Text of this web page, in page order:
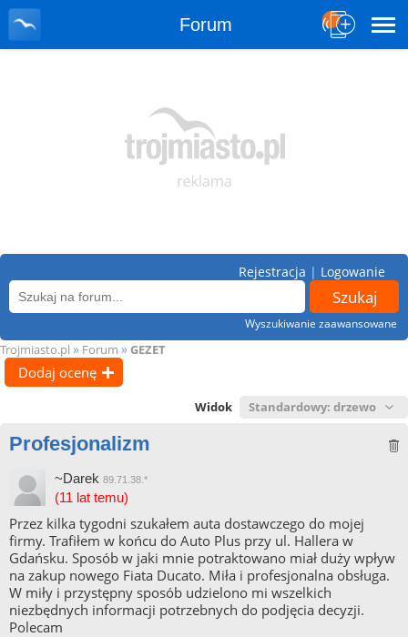
Forum
Wyszukiwanie zaawansowane
Rejestracja | Logowanie
Trojmiasto.pl » Forum » GEZET
Dodaj ocenę
Widok
Profesjonalizm
~Darek 89.71.38.*
(11 lat temu)
Przez kilka tygodni szukałem auta dostawczego do mojej
firmy. Trafiłem w końcu do Auto Plus przy ul. Hallera w
Gdańsku. Sposób w jaki mnie potraktowano miał duży wpływ
na zakup nowego Fiata Ducato. Miła i profesjonalna obsługa.
W miły i przystępny sposób udzielono mi wszelkich
niezbędnych informacji potrzebnych do podjęcia decyzji.
Polecam